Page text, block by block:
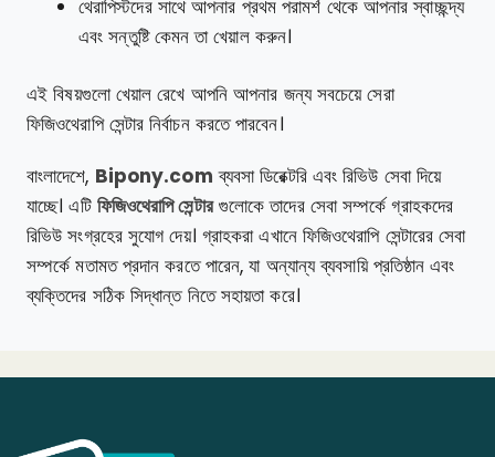
থেরাপিস্টদের সাথে আপনার প্রথম পরামর্শ থেকে আপনার স্বাচ্ছন্দ্য
এবং সন্তুষ্টি কেমন তা খেয়াল করুন।
এই বিষয়গুলো খেয়াল রেখে আপনি আপনার জন্য সবচেয়ে সেরা
ফিজিওথেরাপি সেন্টার নির্বাচন করতে পারবেন।
বাংলাদেশে, Bipony.com ব্যবসা ডিরেক্টরি এবং রিভিউ সেবা দিয়ে
যাচ্ছে। এটি ফিজিওথেরাপি সেন্টারগুলোকে তাদের সেবা সম্পর্কে গ্রাহকদের
রিভিউ সংগ্রহের সুযোগ দেয়। গ্রাহকরা এখানে ফিজিওথেরাপি সেন্টারের সেবা
সম্পর্কে মতামত প্রদান করতে পারেন, যা অন্যান্য ব্যবসায়ি প্রতিষ্ঠান এবং
ব্যক্তিদের সঠিক সিদ্ধান্ত নিতে সহায়তা করে।